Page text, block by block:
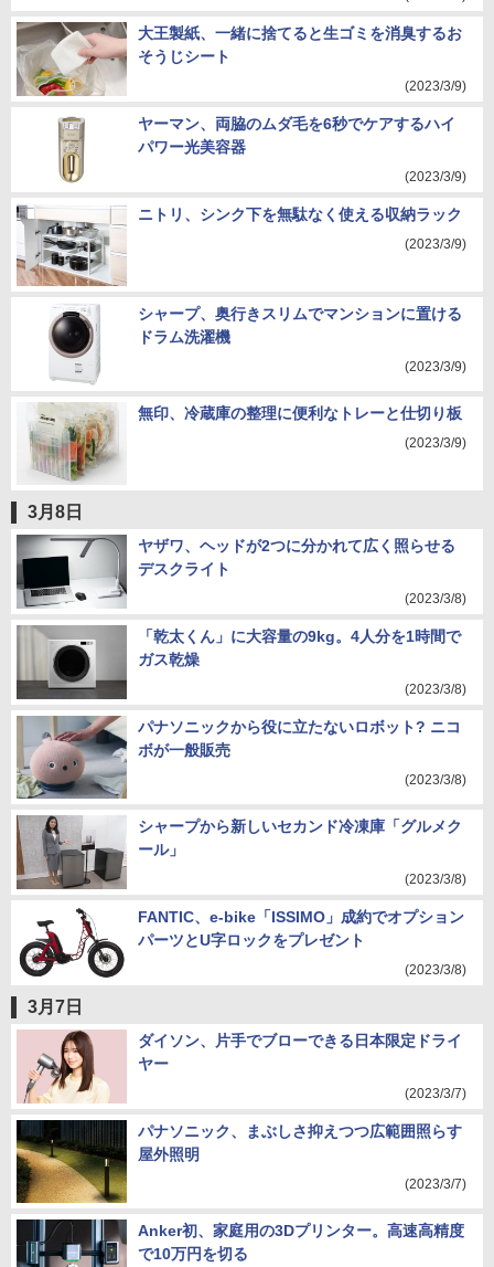
大王製紙、一緒に捨てると生ゴミを消臭するお
そうじシート
(2023/3/9)
ヤーマン、両脇のムダ毛を6秒でケアするハイ
パワー光美容器
(2023/3/9)
ニトリ、シンク下を無駄なく使える収納ラック
(2023/3/9)
シャープ、奥行きスリムでマンションに置ける
ドラム洗濯機
(2023/3/9)
無印、冷蔵庫の整理に便利なトレーと仕切り板
(2023/3/9)
3月8日
ヤザワ、ヘッドが2つに分かれて広く照らせる
デスクライト
(2023/3/8)
「乾太くん」に大容量の9kg。4人分を1時間で
ガス乾燥
(2023/3/8)
パナソニックから役に立たないロボット? ニコ
ボが一般販売
(2023/3/8)
シャープから新しいセカンド冷凍庫「グルメク
ール」
(2023/3/8)
FANTIC、e-bike「ISSIMO」成約でオプション
パーツとU字ロックをプレゼント
(2023/3/8)
3月7日
ダイソン、片手でブローできる日本限定ドライ
ヤー
(2023/3/7)
パナソニック、まぶしさ抑えつつ広範囲照らす
屋外照明
(2023/3/7)
Anker初、家庭用の3Dプリンター。高速高精度
で10万円を切る